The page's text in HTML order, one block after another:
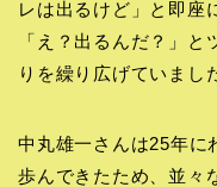
レは出るけど」と即座
「え？出るんだ？」
りを繰り広げていまし
中丸雄一さんは25年に
歩んできたため、並々